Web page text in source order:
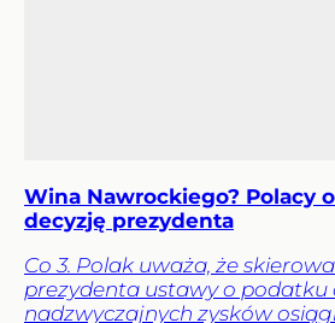
Wina Nawrockiego? Polacy
decyzję prezydenta
Co 3. Polak uważa, że
prezydenta ustawy o podatku
nadzwyczajnych zysków